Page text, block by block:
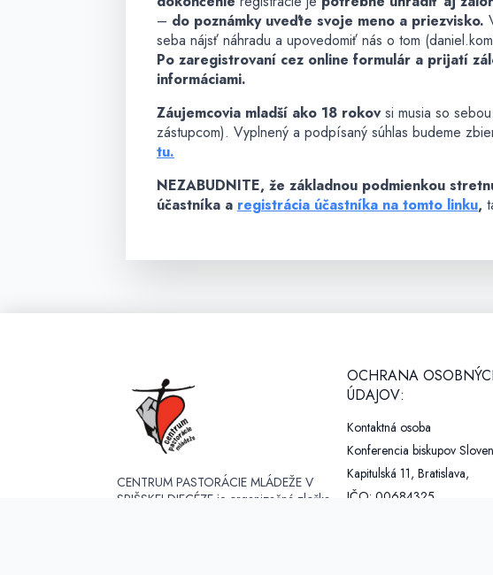
– do poznámky uveďte svoje meno a priezvisko.
seba nájsť náhradu a upovedomiť nás o tom
Po zaregistrovaní cez online formulár a prijatí
informáciami.
Záujemcovia mladší ako 18 rokovsi musia so
zástupcom). Vyplnený a podpísaný súhlas budeme
tu.
NEZABUDNITE, že základnou podmienkou
účastníka a registrácia účastníka na tomto linku,
CENTRUM PASTORÁCIE MLÁDEŽE V
SPIŠSKEJ DIECÉZE je organizačná zložka
OCHRANA
ÚDAJOV:
Kontaktná osoba
Konferencia biskupov
Kapitulská 11, Bratislava,
IČO: 00684325,